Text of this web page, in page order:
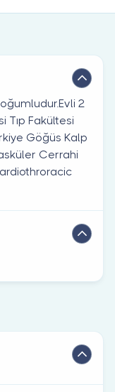
2
Tıp Fakültesi
Göğüs Kalp
Cerrahi